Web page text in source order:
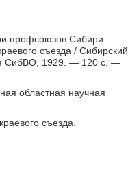
профсоюзов Сибири :
съезда / Сибирский
СибВО, 1929. — 120 с. —
областная научная
съезда.